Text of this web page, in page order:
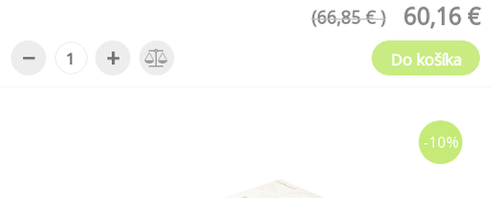
60,16 €
(66,85 € )
− + Do košíka
-10%